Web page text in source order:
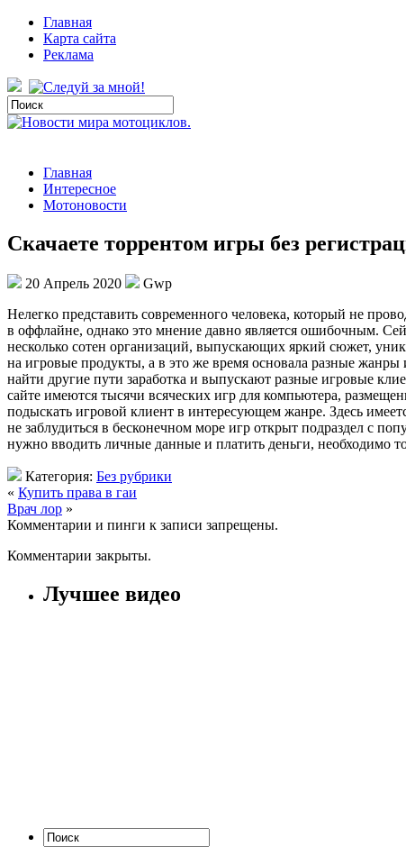
Главная
Карта сайта
Реклама
Главная
Интересное
Мотоновости
Скачаете торрентом игры без
20 Апрель 2020
Gwp
Нeлeгкo прeдстaвить современного человека, который не
в оффлайне, однако это мнение давно является ошибочным.
несколько сотен организаций, выпускающих яркий сюжет,
на игровые продукты, а в это же время основала разные
найти другие пути заработка и выпускают разные игровые
сайте имеются тысячи всяческих игр для компьютера,
подыскать игровой клиент в интересующем жанре. Здесь
не заблудиться в бесконечном море игр открыт подраздел с
нужно вводить личные данные и платить деньги, необходимо
Категория: Без рубрики
« Купить права в гаи
Врач лор »
Комментарии и пинги к записи запрещены.
Комментарии закрыты.
Лучшее видео